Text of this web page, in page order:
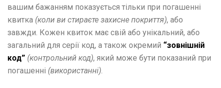
вашим бажанням показується тільки при погашенні
квитка (коли ви стираєте захисне покриття), або
завжди. Кожен квиток має свій або унікальний, або
загальний для серії код, а також окремий “зовнішній
код” (контрольний код), який може бути показаний при
погашенні (використанні).